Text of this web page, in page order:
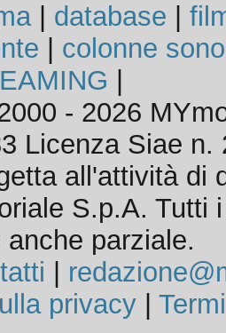
| database
colonne
- 2026
Licenza Siae n.
all'attività di
S.p.A. Tutti
parziale.
privacy|